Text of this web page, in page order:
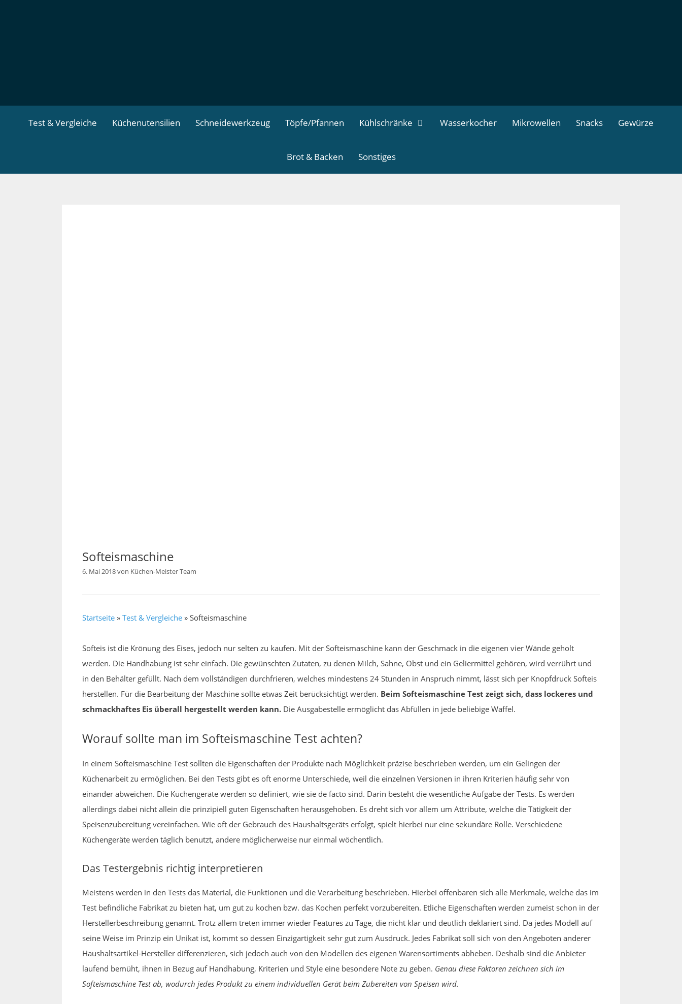
Test & Vergleiche Küchenutensilien Schneidewerkzeug Töpfe/Pfannen Kühlschränke Wasserkocher Mikrowellen Snacks Gewürze
Brot & Backen Sonstiges
Softeismaschine
6. Mai 2018von Küchen-Meister Team
Startseite » Test & Vergleiche » Softeismaschine
Softeis ist die Krönung des Eises, jedoch nur selten zu kaufen. Mit der Softeismaschine kann der Geschmack in die eigenen vier Wände geholt
werden. Die Handhabung ist sehr einfach. Die gewünschten Zutaten, zu denen Milch, Sahne, Obst und ein Geliermittel gehören, wird verrührt und
in den Behälter gefüllt. Nach dem vollständigen durchfrieren, welches mindestens 24 Stunden in Anspruch nimmt, lässt sich per Knopfdruck Softeis
herstellen. Für die Bearbeitung der Maschine sollte etwas Zeit berücksichtigt werden. Beim Softeismaschine Test zeigt sich, dass lockeres und
schmackhaftes Eis überall hergestellt werden kann. Die Ausgabestelle ermöglicht das Abfüllen in jede beliebige Waffel.
Worauf sollte man im Softeismaschine Test achten?
In einem Softeismaschine Test sollten die Eigenschaften der Produkte nach Möglichkeit präzise beschrieben werden, um ein Gelingen der
Küchenarbeit zu ermöglichen. Bei den Tests gibt es oft enorme Unterschiede, weil die einzelnen Versionen in ihren Kriterien häufig sehr von
einander abweichen. Die Küchengeräte werden so definiert, wie sie de facto sind. Darin besteht die wesentliche Aufgabe der Tests. Es werden
allerdings dabei nicht allein die prinzipiell guten Eigenschaften herausgehoben. Es dreht sich vor allem um Attribute, welche die Tätigkeit der
Speisenzubereitung vereinfachen. Wie oft der Gebrauch des Haushaltsgeräts erfolgt, spielt hierbei nur eine sekundäre Rolle. Verschiedene
Küchengeräte werden täglich benutzt, andere möglicherweise nur einmal wöchentlich.
Das Testergebnis richtig interpretieren
Meistens werden in den Tests das Material, die Funktionen und die Verarbeitung beschrieben. Hierbei offenbaren sich alle Merkmale, welche das im
Test befindliche Fabrikat zu bieten hat, um gut zu kochen bzw. das Kochen perfekt vorzubereiten. Etliche Eigenschaften werden zumeist schon in der
Herstellerbeschreibung genannt. Trotz allem treten immer wieder Features zu Tage, die nicht klar und deutlich deklariert sind. Da jedes Modell auf
seine Weise im Prinzip ein Unikat ist, kommt so dessen Einzigartigkeit sehr gut zum Ausdruck. Jedes Fabrikat soll sich von den Angeboten anderer
Haushaltsartikel-Hersteller differenzieren, sich jedoch auch von den Modellen des eigenen Warensortiments abheben. Deshalb sind die Anbieter
laufend bemüht, ihnen in Bezug auf Handhabung, Kriterien und Style eine besondere Note zu geben. Genau diese Faktoren zeichnen sich im
Softeismaschine Test ab, wodurch jedes Produkt zu einem individuellen Gerät beim Zubereiten von Speisen wird.